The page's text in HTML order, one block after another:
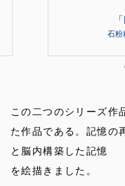
石粉
この二つのシリーズ作
た作品である。記憶の
と脳内構築した記憶
を絵描きました。